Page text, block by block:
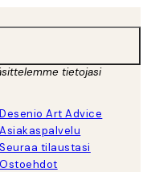
tietojasi
Desenio Art Advice
Asiakaspalvelu
Seuraa tilaustasi
Ostoehdot